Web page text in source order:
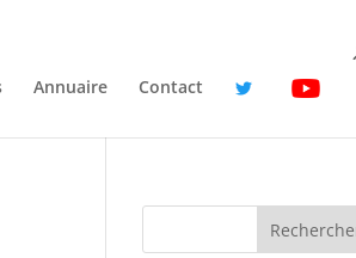
Annuaire Contact